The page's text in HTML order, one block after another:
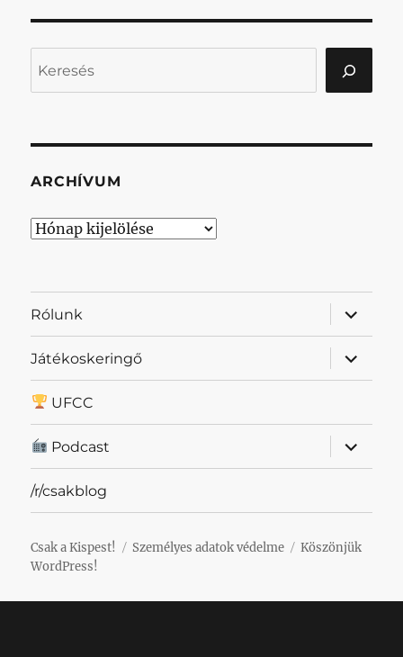
ARCHÍVUM
Archívum
Rólunk
almenü
Játékoskeringő
almenü
UFCC
Podcast
almenü
/r/csakblog
Csak a Kispest! Személyes adatok védelme
Köszönjük
WordPress!